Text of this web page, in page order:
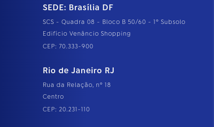
SEDE: Brasília DF
SCS - Quadra 08 - Bloco B 50/60 - 1º Subsolo
Edifício Venâncio Shopping
CEP: 70.333-900
Rio de Janeiro RJ
Rua da Relação, nº 18
Centro
CEP: 20.231-110